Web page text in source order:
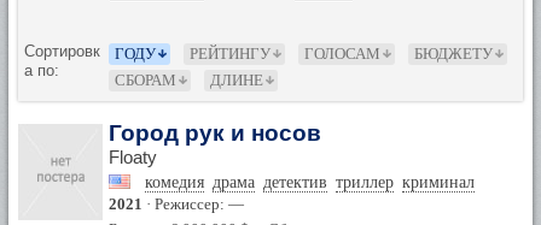
Сортировк
а по:
ГОДУ РЕЙТИНГУ ГОЛОСАМ
БЮДЖЕТУ
СБОРАМ
ДЛИНЕ
Город рук и носов
Floaty
комедия драма детектив триллер криминал
2021 · Режиссер: —